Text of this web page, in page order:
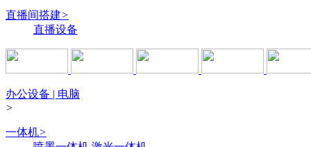
直播间搭建>
直播设备
办公设备 | 电脑
>
一体机>